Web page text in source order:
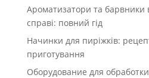
Ароматизатори та барвники
справі: повний гід
Начинки для пиріжків:
приготування
Оборудование для